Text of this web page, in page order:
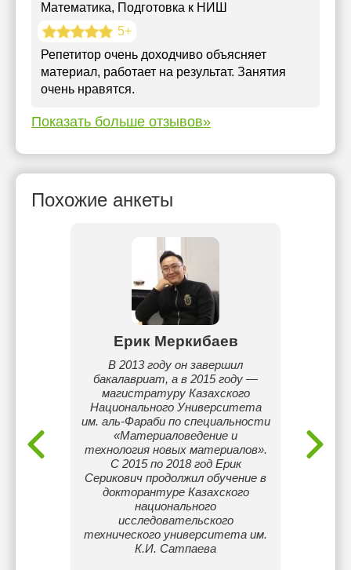
Математика, Подготовка к НИШ
5+
Репетитор очень доходчиво объясняет
материал, работает на результат. Занятия
очень нравятся.
Показать больше отзывов»
Похожие анкеты
Ерик Меркибаев
В 2013 году он завершил
бакалавриат, а в 2015 году —
магистратуру Казахского
Национального Университета
им. аль-Фараби по специальности
«Материаловедение и
технология новых материалов».
С 2015 по 2018 год Ерик
Серикович продолжил обучение в
докторантуре Казахского
национального
исследовательского
технического университета им.
К.И. Сатпаева
и